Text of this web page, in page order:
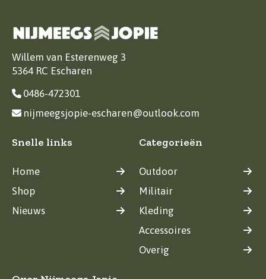
Willem van Esterenweg 3
5364 RC Escharen
0486-472301
nijmeegsjopie-escharen@outlook.com
Snelle links
Home
Shop
Nieuws
Categorieën
Outdoor
Militair
Kleding
Accessoires
Overig